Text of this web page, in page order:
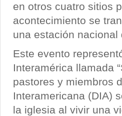
en otros cuatro sitios
acontecimiento se
una estación nacional
Este evento
Interamérica llamada
pastores y miembros
Interamericana (DIA)
la iglesia al vivir una